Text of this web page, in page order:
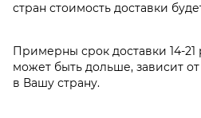
стран стоимость доставки
Примерны срок доставки 14-
может быть дольше, зависит
в Вашу страну.